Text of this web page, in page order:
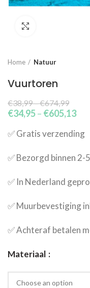
Home Natuur
Vuurtoren
€38,99–€674,99
€34,95– €605,13
✅​ Gratis verzending
✅​ Bezorgd binnen 2-
✅​ In Nederland
✅​ Muurbevestiging
✅​ Achteraf betalen
Materiaal